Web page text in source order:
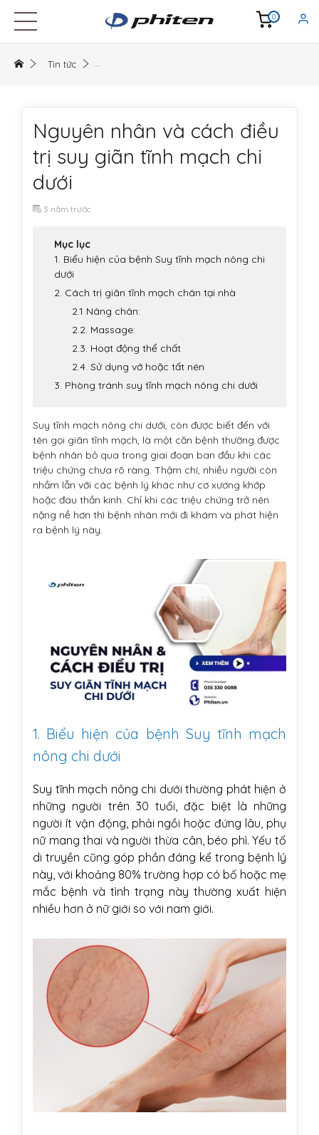
0
Tin tức
Nguyên nhân và cách điều
trị suy giãn tĩnh mạch chi
dưới
3 năm trước
Mục lục
1. Biểu hiện của bệnh Suy tĩnh mạch nông chi
dưới
2. Cách trị giãn tĩnh mạch chân tại nhà
2.1 Nâng chân:
2.2. Massage:
2.3. Hoạt động thể chất
2.4. Sử dụng vớ hoặc tất nén
3. Phòng tránh suy tĩnh mạch nông chi dưới
Suy tĩnh mạch nông chi dưới, còn được biết đến với
tên gọi giãn tĩnh mạch, là một căn bệnh thường được
bệnh nhân bỏ qua trong giai đoạn ban đầu khi các
triệu chứng chưa rõ ràng. Thậm chí, nhiều người còn
nhầm lẫn với các bệnh lý khác như cơ xương khớp
hoặc đau thần kinh. Chỉ khi các triệu chứng trở nên
nặng nề hơn thì bệnh nhân mới đi khám và phát hiện
ra bệnh lý này.
1. Biểu hiện của bệnh Suy tĩnh mạch
nông chi dưới
Suy tĩnh mạch nông chi dưới thường phát hiện ở
những người trên 30 tuổi, đặc biệt là những
người ít vận động, phải ngồi hoặc đứng lâu, phụ
nữ mang thai và người thừa cân, béo phì. Yếu tố
di truyền cũng góp phần đáng kể trong bệnh lý
này, với khoảng 80% trường hợp có bố hoặc mẹ
mắc bệnh và tình trạng này thường xuất hiện
nhiều hơn ở nữ giới so với nam giới.